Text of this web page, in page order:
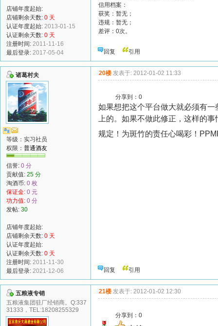
店铺年度起始:
店铺剩余天数: 0 天
认证年度起始: 2013-01-15
认证剩余天数: 0 天
注册时间: 2011-11-16
最后登录: 2017-05-04
信用档案：
获奖：暂无；
违规：暂无；
差评：0次。
回复 引用
诸葛村夫
等级：实习社员
权限： 普通酒友
信誉: 0 分
贡献值: 25 分
淘酒币: 0 枚
保证金: 0 元
功力值: 0 分
发帖: 30
店铺年度起始:
店铺剩余天数: 0 天
认证年度起始:
认证剩余天数: 0 天
注册时间: 2011-11-30
最后登录: 2021-12-06
20楼 发表于: 2012-01-02 11:33
分享到： 0
如果想把这个平台做大就必须有
上的。如果不做此修正，这样的
规定！为斑竹的责任心喝彩！
回复 引用
五粮液专销
五粮液集团驻厂经销商。Q:337
31333，TEL:18208255329
21楼 发表于: 2012-01-02 12:30
分享到： 0